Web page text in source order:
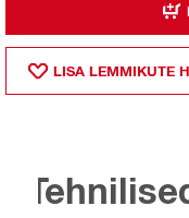
LISA LEMMIKUTE